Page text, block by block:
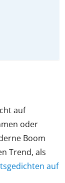
auf
oder
Boom
Trend, als
auf